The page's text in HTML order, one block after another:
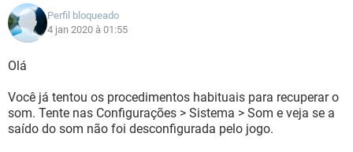
Perfil bloqueado
4 jan 2020 à 01:55
Olá
Você já tentou os procedimentos habituais para recuperar o
som. Tente nas Configurações > Sistema > Som e veja se a
saído do som não foi desconfigurada pelo jogo.